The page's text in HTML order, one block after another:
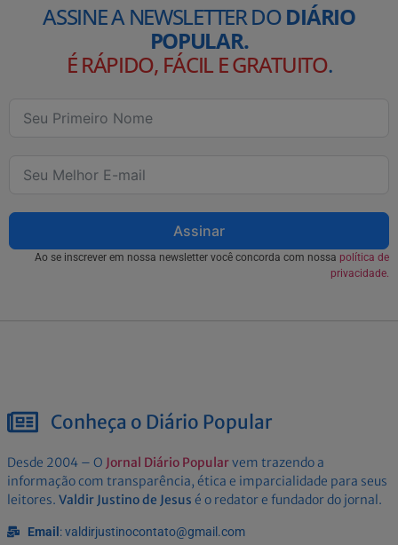
ASSINE A NEWSLETTER DODIÁRIO
POPULAR.
É RÁPIDO, FÁCIL E GRATUITO.
Assinar
Ao se inscrever em nossa newsletter você concorda com nossa política de
privacidade.
Conheça o Diário Popular
Desde 2004 – O Jornal Diário Popularvem trazendo a
informação com transparência, ética e imparcialidade para seus
leitores. Valdir Justino de Jesus é o redator e fundador do jornal.
Email : valdirjustinocontato@gmail.com